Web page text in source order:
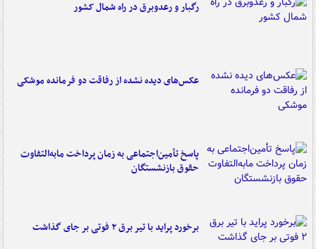
رگبار و رعدوبرق در راه شمال کشور
عکس‌های دیده نشده از رفاقت دو فرمانده‌ موشکی
پاسخ تأمین‌اجتماعی به زمان پرداخت مابه‌التفاوت
حقوق بازنشستگان
برخورد پراید با تیر برق ۲ فوتی بر جای گذاشت